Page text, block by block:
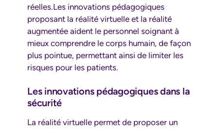
réelles.Les innovations pédagogiques
proposant la réalité virtuelle et la réalité
augmentée aident le personnel soignant à
mieux comprendre le corps humain, de façon
plus pointue, permettant ainsi de limiter les
risques pour les patients.
Les innovations pédagogiques dans la
sécurité
La réalité virtuelle permet de proposer un